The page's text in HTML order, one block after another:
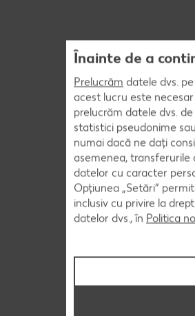
Înainte de a
Prelucrăm datele dvs.
acest lucru este
prelucrăm datele dvs.
statistici pseudonime
numai dacă ne dați
asemenea,
datelor cu caracter
Opțiunea „Setări”
inclusiv cu privire la
datelor dvs., în Politica